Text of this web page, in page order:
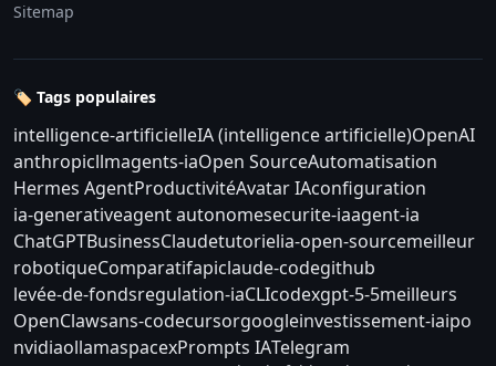
Sitemap
🏷️ Tags populaires
intelligence-artificielleIA (intelligence artificielle)OpenAI
anthropicllmagents-iaOpen SourceAutomatisation
Hermes AgentProductivitéAvatar IAconfiguration
ia-generativeagent autonomesecurite-iaagent-ia
ChatGPTBusinessClaudetutorielia-open-sourcemeilleur
robotiqueComparatifapiclaude-codegithub
levée-de-fondsregulation-iaCLIcodexgpt-5-5meilleurs
OpenClawsans-codecursorgoogleinvestissement-iaipo
nvidiaollamaspacexPrompts IATelegram